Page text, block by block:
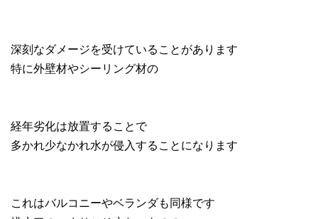
深刻なダメージを受けていることがあります
特に外壁材やシーリング材の
経年劣化は放置することで
多かれ少なかれ水が侵入することになります
これはバルコニーやベランダも同様です